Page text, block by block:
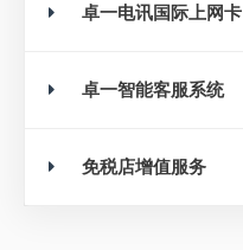
卓一电讯国际上网卡
卓一智能客服系统
免税店增值服务